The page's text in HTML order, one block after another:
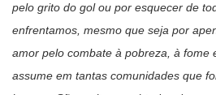
pelo grito do gol ou por esquecer de
enfrentamos, mesmo que seja por
amor pelo combate à pobreza, à fome
assume em tantas comunidades que